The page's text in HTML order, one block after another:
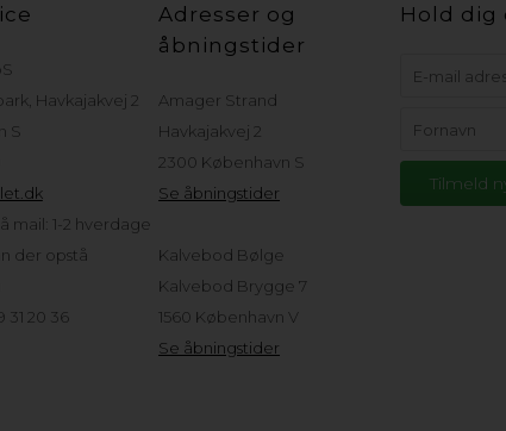
Havkajakvej 2
S
mail: 1-2 hverdage
der opstå
31 20 36
Adresser og
åbningstider
Amager Strand
Havkajakvej 2
2300 København S
Se åbningstider
Kalvebod Bølge
Kalvebod Brygge 7
1560 København V
Se åbningstider
Hold dig